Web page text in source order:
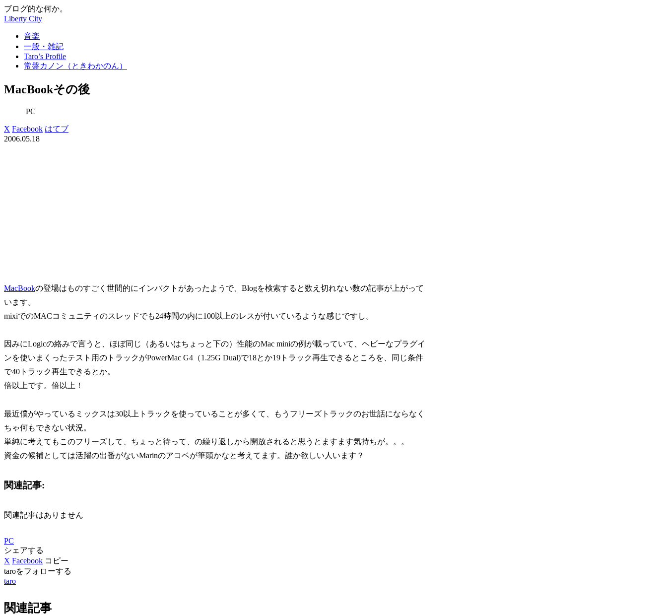
ブログ的な何か。
Liberty City
音楽
一般・雑記
Taro’s Profile
常盤カノン（ときわかのん）
MacBookその後
PC
X Facebook はてブ
2006.05.18
MacBookの登場はものすごく世間的にインパクトがあったようで、Blogを検索すると数え切れない数の記事が上がって
います。
mixiでのMACコミュニティのスレッドでも24時間の内に100以上のレスが付いているような感じですし。
因みにLogicの絡みで言うと、ほぼ同じ（あるいはちょっと下の）性能のMac miniの例が載っていて、ヘビーなプラグイ
ンを使いまくったテスト用のトラックがPowerMac G4（1.25G Dual)で18とか19トラック再生できるところを、同じ条件
で40トラック再生できるとか。
倍以上です。倍以上！
最近僕がやっているミックスは30以上トラックを使っていることが多くて、もうフリーズトラックのお世話にならなく
ちゃ何もできない状況。
単純に考えてもこのフリーズして、ちょっと待って、の繰り返しから開放されると思うとますます気持ちが。。。
資金の候補としては活躍の出番がないMarinのアコベが筆頭かなと考えてます。誰か欲しい人います？
関連記事:
関連記事はありません
PC
シェアする
X Facebook コピー
taroをフォローする
taro
関連記事